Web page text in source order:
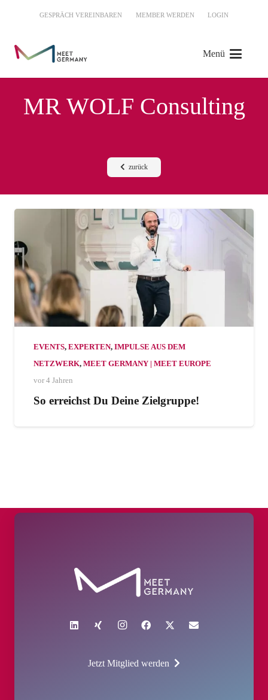
GESPRÄCH VEREINBAREN MEMBER WERDEN LOGIN
Menü
MR WOLF Consulting
zurück
EVENTS, EXPERTEN, IMPULSE AUS DEM
NETZWERK, MEET GERMANY | MEET EUROPE
vor 4 Jahren
So erreichst Du Deine Zielgruppe!
Jetzt Mitglied werden